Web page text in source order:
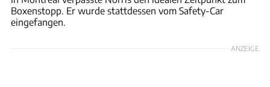
Boxenstopp. Er wurde stattdessen vom Safety-Car
eingefangen.
ANZEIGE